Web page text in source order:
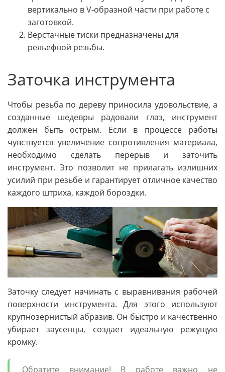
вертикально в V-образной части при работе с
заготовкой.
Верстачные тиски предназначены для
рельефной резьбы.
Заточка инструмента
Чтобы резьба по дереву приносила удовольствие, а
созданные шедевры радовали глаз, инструмент
должен быть острым. Если в процессе работы
чувствуется увеличение сопротивления материала,
необходимо сделать перерыв и заточить
инструмент. Это позволит не прилагать излишних
усилий при резьбе и гарантирует отличное качество
каждого штриха, каждой бороздки.
Заточку следует начинать с выравнивания рабочей
поверхности инструмента. Для этого используют
крупнозернистый абразив. Он быстро и качественно
убирает заусенцы, создает идеальную режущую
кромку.
Обратите внимание! В работе важно не